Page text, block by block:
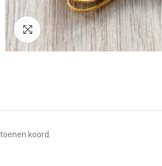
Klik om te vergroten
koord.